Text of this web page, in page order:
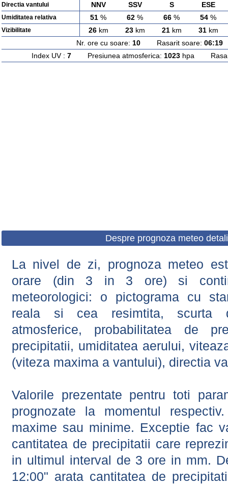
Directia vantului NNV SSV S ESE
Umiditatea relativa 51 % 62 % 66 % 54 %
Vizibilitate 26km 23km 21km 31km
Nr. ore cu soare: 10Rasarit soare: 06:19
Index UV : 7Presiunea atmosferica: 1023hpa
Despre prognoza meteo
La nivel de zi, prognoza meteo
orare (din 3 in 3 ore) si
meteorologici: o pictograma cu
reala si cea resimtita, scurta
atmosferice, probabilitatea de
precipitatii, umiditatea aerului,
(viteza maxima a vantului), directia
Valorile prezentate pentru toti
prognozate la momentul
maxime sau minime. Exceptie fac
cantitatea de precipitatii care
in ultimul interval de 3 ore in mm.
12:00" arata cantitatea de